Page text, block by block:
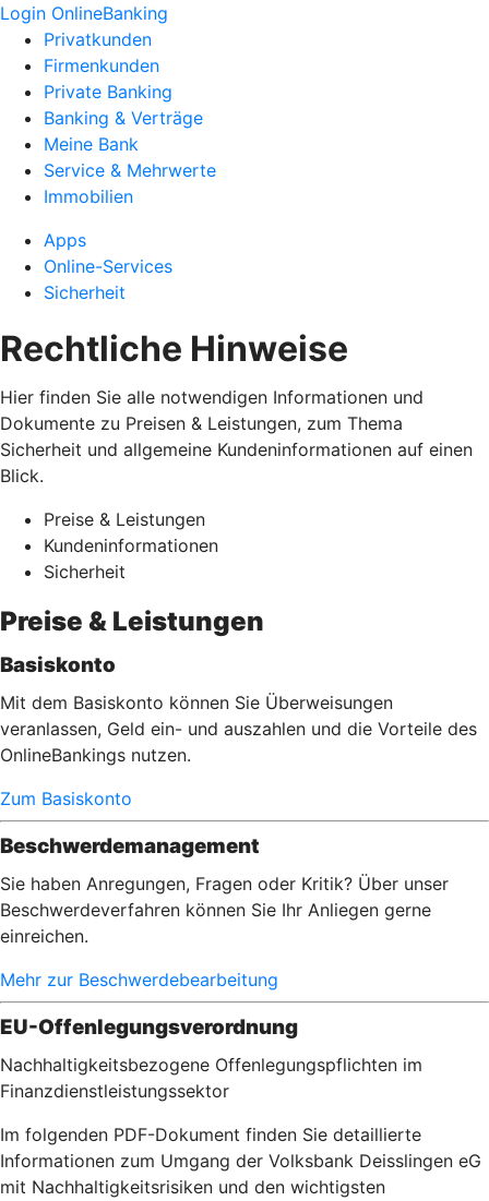
Login OnlineBanking
Privatkunden
Firmenkunden
Private Banking
Banking & Verträge
Meine Bank
Service & Mehrwerte
Immobilien
Apps
Online-Services
Sicherheit
Rechtliche Hinweise
Hier finden Sie alle notwendigen Informationen und
Dokumente zu Preisen & Leistungen, zum Thema
Sicherheit und allgemeine Kundeninformationen auf einen
Blick.
Preise & Leistungen
Kundeninformationen
Sicherheit
Preise & Leistungen
Basiskonto
Mit dem Basiskonto können Sie Überweisungen
veranlassen, Geld ein- und auszahlen und die Vorteile des
OnlineBankings nutzen.
Zum Basiskonto
Beschwerdemanagement
Sie haben Anregungen, Fragen oder Kritik? Über unser
Beschwerdeverfahren können Sie Ihr Anliegen gerne
einreichen.
Mehr zur Beschwerdebearbeitung
EU-Offenlegungsverordnung
Nachhaltigkeitsbezogene Offenlegungspflichten im
Finanzdienstleistungssektor
Im folgenden PDF-Dokument finden Sie detaillierte
Informationen zum Umgang der Volksbank Deisslingen eG
mit Nachhaltigkeitsrisiken und den wichtigsten